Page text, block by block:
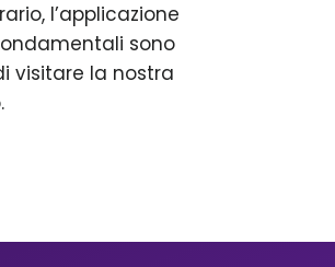
l’applicazione
sono
visitare la nostra